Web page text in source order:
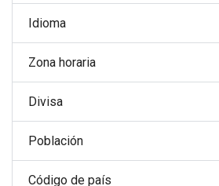
Idioma
Zona horaria
Divisa
Población
Código de país